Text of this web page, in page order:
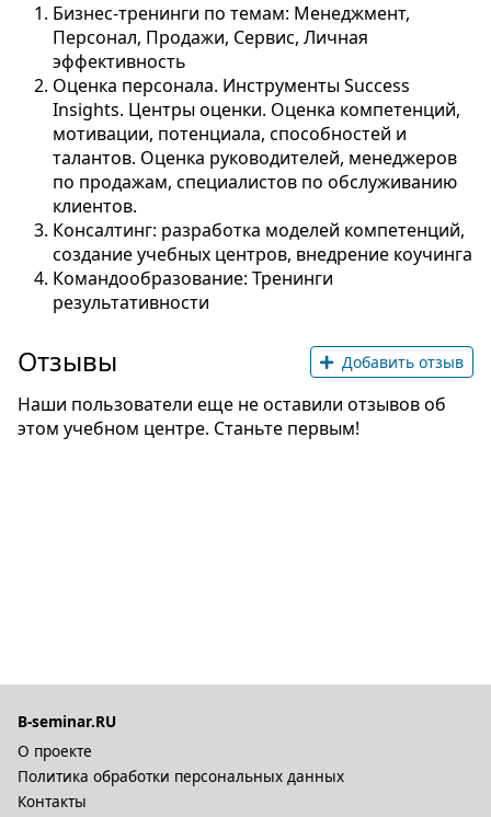
Бизнес-тренинги по темам: Менеджмент,
Персонал, Продажи, Сервис, Личная
эффективность
Оценка персонала. Инструменты Success
Insights. Центры оценки. Оценка компетенций,
мотивации, потенциала, способностей и
талантов. Оценка руководителей, менеджеров
по продажам, специалистов по обслуживанию
клиентов.
Консалтинг: разработка моделей компетенций,
создание учебных центров, внедрение коучинга
Командообразование: Тренинги
результативности
Отзывы Добавить отзыв
Наши пользователи еще не оставили отзывов об
этом учебном центре. Станьте первым!
B-seminar.RU
О проекте
Политика обработки персональных данных
Контакты